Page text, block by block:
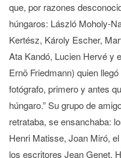
que, por razones
húngaros: László Moholy-
Kertész, Károly Escher,
Ata Kandó, Lucien Hervé y
Ernö Friedmann) quien
fotógrafo, primero y antes
húngaro.” Su grupo de
retrataba, se ensanchaba:
Henri Matisse, Joan Miró,
los escritores Jean Genet,